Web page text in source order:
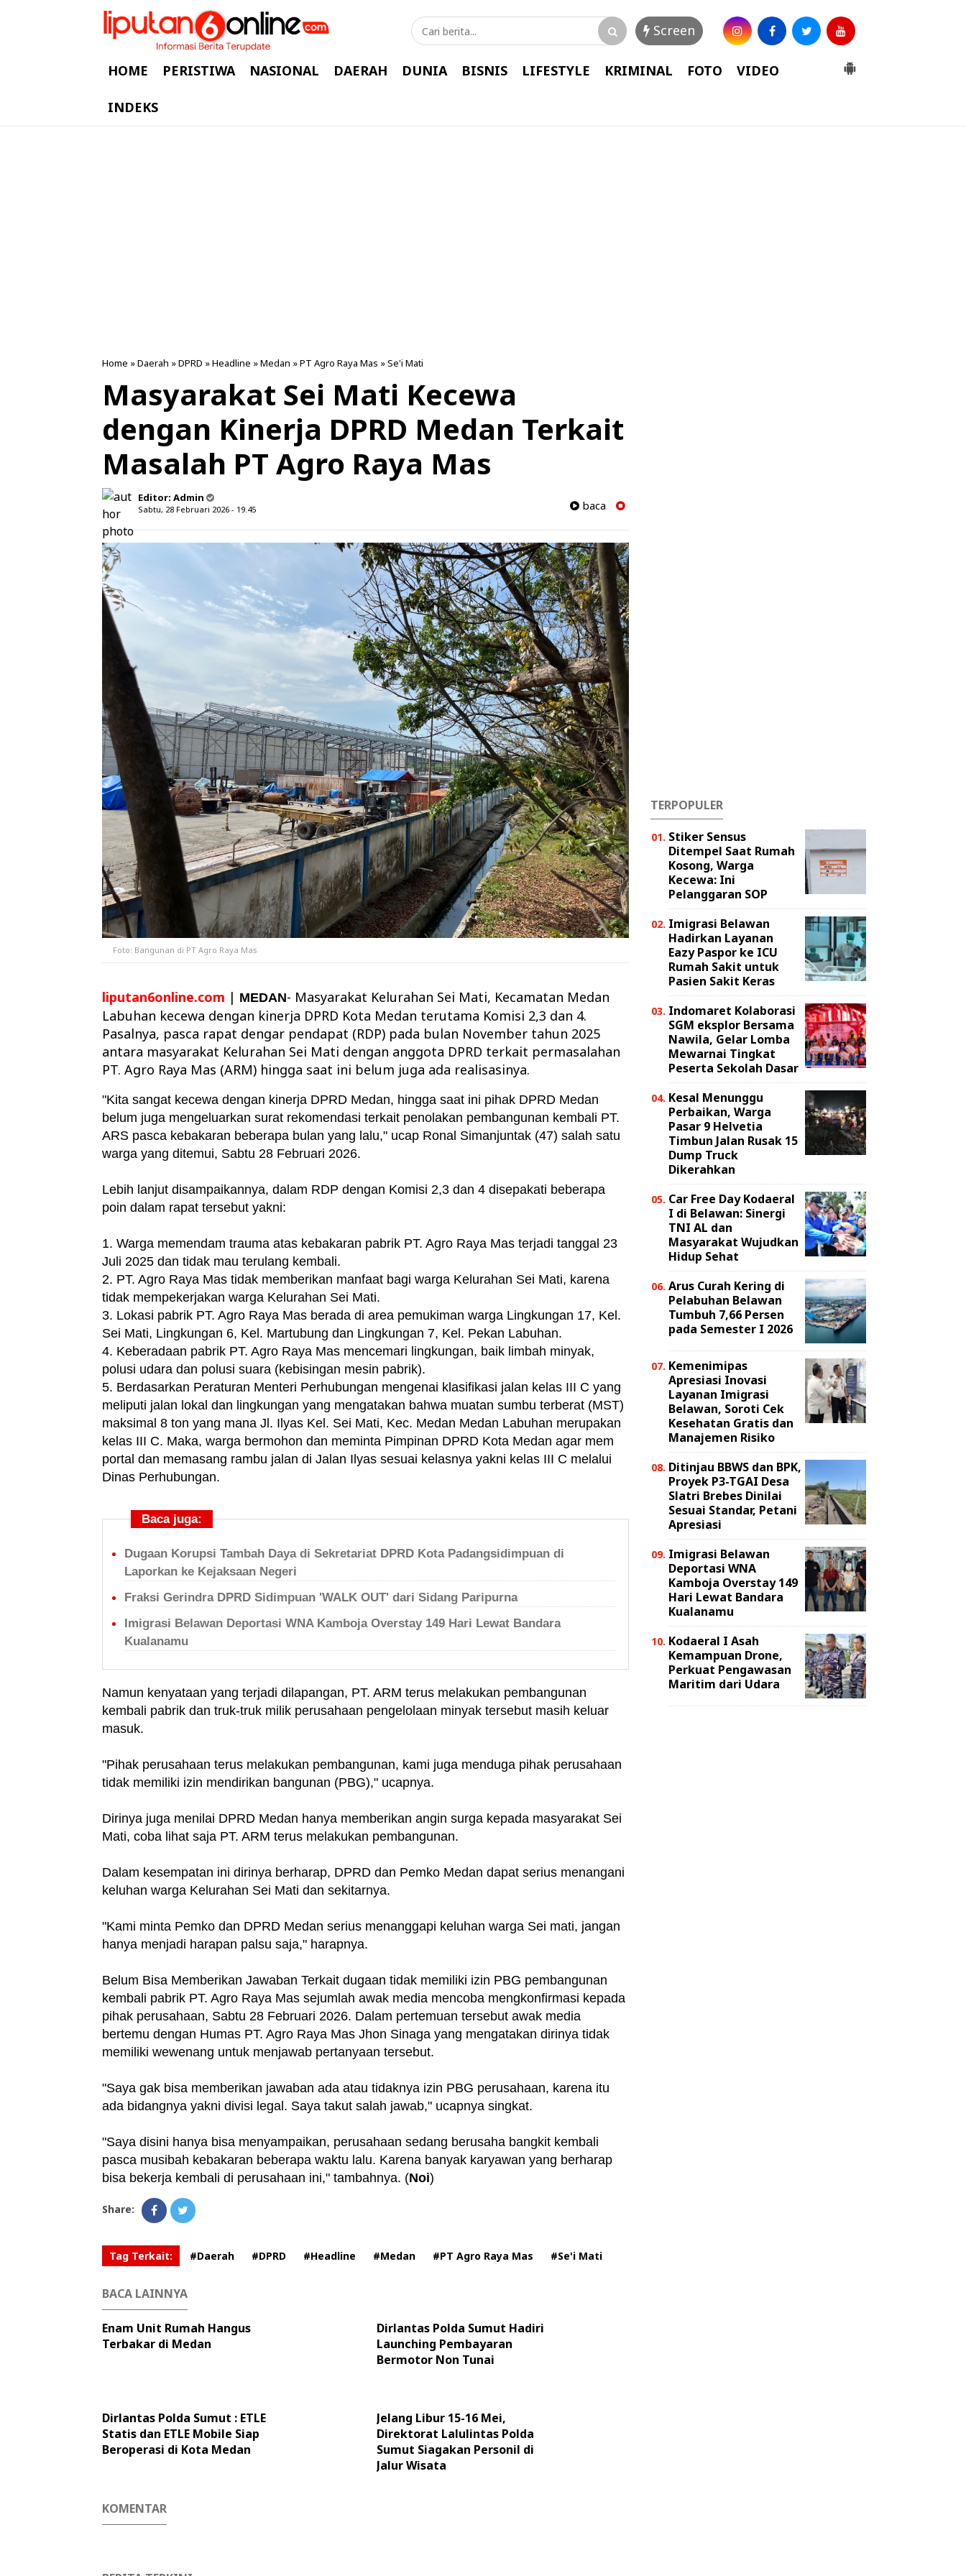
Screen
HOME PERISTIWA NASIONAL DAERAH DUNIA BISNIS LIFESTYLE KRIMINAL FOTO VIDEO
INDEKS
Home »Daerah »DPRD »Headline »Medan »PT Agro Raya Mas »Se'i Mati
Masyarakat Sei Mati Kecewa
dengan Kinerja DPRD Medan Terkait
Masalah PT Agro Raya Mas
Editor: Admin
Sabtu, 28 Februari 2026 - 19.45 baca
Foto: Bangunan di PT Agro Raya Mas
liputan6online.com | MEDAN- Masyarakat Kelurahan Sei Mati, Kecamatan Medan
Labuhan kecewa dengan kinerja DPRD Kota Medan terutama Komisi 2,3 dan 4.
Pasalnya, pasca rapat dengar pendapat (RDP) pada bulan November tahun 2025
antara masyarakat Kelurahan Sei Mati dengan anggota DPRD terkait permasalahan
PT. Agro Raya Mas (ARM) hingga saat ini belum juga ada realisasinya.
"Kita sangat kecewa dengan kinerja DPRD Medan, hingga saat ini pihak DPRD Medan
belum juga mengeluarkan surat rekomendasi terkait penolakan pembangunan kembali PT.
ARS pasca kebakaran beberapa bulan yang lalu," ucap Ronal Simanjuntak (47) salah satu
warga yang ditemui, Sabtu 28 Februari 2026.
Lebih lanjut disampaikannya, dalam RDP dengan Komisi 2,3 dan 4 disepakati beberapa
poin dalam rapat tersebut yakni:
1. Warga memendam trauma atas kebakaran pabrik PT. Agro Raya Mas terjadi tanggal 23
Juli 2025 dan tidak mau terulang kembali.
2. PT. Agro Raya Mas tidak memberikan manfaat bagi warga Kelurahan Sei Mati, karena
tidak mempekerjakan warga Kelurahan Sei Mati.
3. Lokasi pabrik PT. Agro Raya Mas berada di area pemukiman warga Lingkungan 17, Kel.
Sei Mati, Lingkungan 6, Kel. Martubung dan Lingkungan 7, Kel. Pekan Labuhan.
4. Keberadaan pabrik PT. Agro Raya Mas mencemari lingkungan, baik limbah minyak,
polusi udara dan polusi suara (kebisingan mesin pabrik).
5. Berdasarkan Peraturan Menteri Perhubungan mengenai klasifikasi jalan kelas III C yang
meliputi jalan lokal dan lingkungan yang mengatakan bahwa muatan sumbu terberat (MST)
maksimal 8 ton yang mana Jl. Ilyas Kel. Sei Mati, Kec. Medan Medan Labuhan merupakan
kelas III C. Maka, warga bermohon dan meminta Pimpinan DPRD Kota Medan agar mem
portal dan memasang rambu jalan di Jalan Ilyas sesuai kelasnya yakni kelas III C melalui
Dinas Perhubungan.
Baca juga:
Dugaan Korupsi Tambah Daya di Sekretariat DPRD Kota Padangsidimpuan di
Laporkan ke Kejaksaan Negeri
Fraksi Gerindra DPRD Sidimpuan 'WALK OUT' dari Sidang Paripurna
Imigrasi Belawan Deportasi WNA Kamboja Overstay 149 Hari Lewat Bandara
Kualanamu
Namun kenyataan yang terjadi dilapangan, PT. ARM terus melakukan pembangunan
kembali pabrik dan truk-truk milik perusahaan pengelolaan minyak tersebut masih keluar
masuk.
"Pihak perusahaan terus melakukan pembangunan, kami juga menduga pihak perusahaan
tidak memiliki izin mendirikan bangunan (PBG)," ucapnya.
Dirinya juga menilai DPRD Medan hanya memberikan angin surga kepada masyarakat Sei
Mati, coba lihat saja PT. ARM terus melakukan pembangunan.
Dalam kesempatan ini dirinya berharap, DPRD dan Pemko Medan dapat serius menangani
keluhan warga Kelurahan Sei Mati dan sekitarnya.
"Kami minta Pemko dan DPRD Medan serius menanggapi keluhan warga Sei mati, jangan
hanya menjadi harapan palsu saja," harapnya.
Belum Bisa Memberikan Jawaban Terkait dugaan tidak memiliki izin PBG pembangunan
kembali pabrik PT. Agro Raya Mas sejumlah awak media mencoba mengkonfirmasi kepada
pihak perusahaan, Sabtu 28 Februari 2026. Dalam pertemuan tersebut awak media
bertemu dengan Humas PT. Agro Raya Mas Jhon Sinaga yang mengatakan dirinya tidak
memiliki wewenang untuk menjawab pertanyaan tersebut.
"Saya gak bisa memberikan jawaban ada atau tidaknya izin PBG perusahaan, karena itu
ada bidangnya yakni divisi legal. Saya takut salah jawab," ucapnya singkat.
"Saya disini hanya bisa menyampaikan, perusahaan sedang berusaha bangkit kembali
pasca musibah kebakaran beberapa waktu lalu. Karena banyak karyawan yang berharap
bisa bekerja kembali di perusahaan ini," tambahnya. (Noi)
Share:
Tag Terkait: #Daerah #DPRD #Headline #Medan #PT Agro Raya Mas #Se'i Mati
BACA LAINNYA
Enam Unit Rumah Hangus
Terbakar di Medan
Dirlantas Polda Sumut Hadiri
Launching Pembayaran
Bermotor Non Tunai
Dirlantas Polda Sumut : ETLE
Statis dan ETLE Mobile Siap
Beroperasi di Kota Medan
Jelang Libur 15-16 Mei,
Direktorat Lalulintas Polda
Sumut Siagakan Personil di
Jalur Wisata
KOMENTAR
TERPOPULER
Stiker Sensus
Ditempel Saat Rumah
Kosong, Warga
Kecewa: Ini
Pelanggaran SOP
Imigrasi Belawan
Hadirkan Layanan
Eazy Paspor ke ICU
Rumah Sakit untuk
Pasien Sakit Keras
Indomaret Kolaborasi
SGM eksplor Bersama
Nawila, Gelar Lomba
Mewarnai Tingkat
Peserta Sekolah Dasar
Kesal Menunggu
Perbaikan, Warga
Pasar 9 Helvetia
Timbun Jalan Rusak 15
Dump Truck
Dikerahkan
Car Free Day Kodaeral
I di Belawan: Sinergi
TNI AL dan
Masyarakat Wujudkan
Hidup Sehat
Arus Curah Kering di
Pelabuhan Belawan
Tumbuh 7,66 Persen
pada Semester I 2026
Kemenimipas
Apresiasi Inovasi
Layanan Imigrasi
Belawan, Soroti Cek
Kesehatan Gratis dan
Manajemen Risiko
Ditinjau BBWS dan BPK,
Proyek P3-TGAI Desa
Slatri Brebes Dinilai
Sesuai Standar, Petani
Apresiasi
Imigrasi Belawan
Deportasi WNA
Kamboja Overstay 149
Hari Lewat Bandara
Kualanamu
Kodaeral I Asah
Kemampuan Drone,
Perkuat Pengawasan
Maritim dari Udara